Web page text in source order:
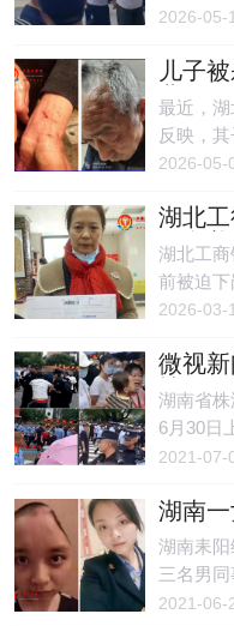
办公区
续直播
2026-05-
儿子
北男
最近，
反映，
地政府
弃置在
2026-05-
湖北
无所养
湖北工
前被迫下
被当地
求很简单
的问题。
2026-03-
微视
楼盘
突多
湖南省
6月30日
政府派
2021-07-
湖南
口8年
刑拘
湖南耒
三名男
口，案发
2021-06-